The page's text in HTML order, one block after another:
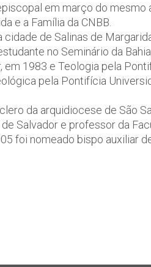
em março do mesmo
e a Família da CNBB.
de Salinas de
no Seminário da
em 1983 e Teologia pela
pela Pontifícia
da arquidiocese de São
Salvador e professor da
foi nomeado bispo auxiliar